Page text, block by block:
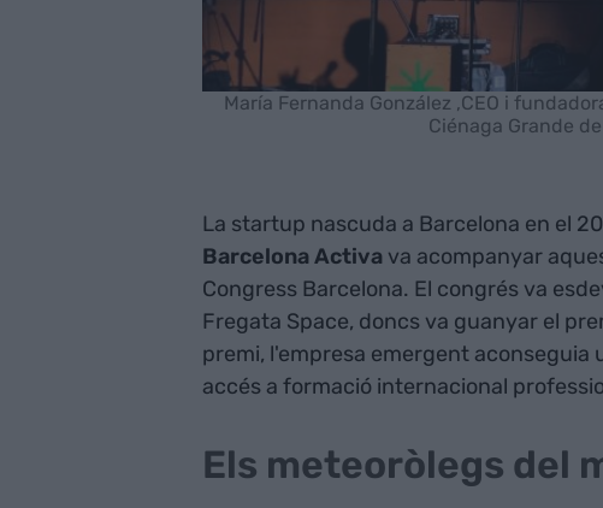
María Fernanda González ,CEO i
Ciénaga Grande
La startup nascuda a Barcelona en el
Barcelona Activa va acompanyar
Congress Barcelona. El congrés va
Fregata Space, doncs va guanyar el
premi, l'empresa emergent aconseguia
accés a formació internacional
Els meteoròlegs del